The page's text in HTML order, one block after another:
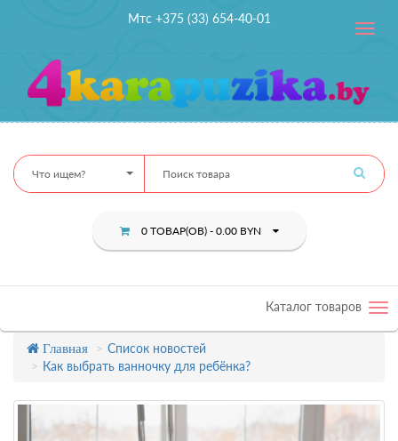
Мтс +375 (33) 654-40-01
Toggle
Что ищем?
0 ТОВАР(ОВ) - 0.00 BYN
Каталог товаров
Главная
Список новостей
Как выбрать ванночку для ребёнка?